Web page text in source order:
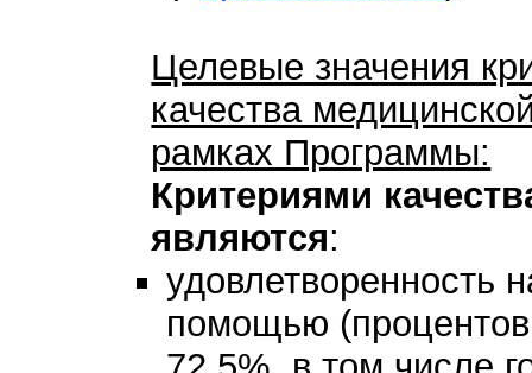
Целевые значения
качества
рамках Программы:
Критериями
являются:
удовлетворенность
помощью